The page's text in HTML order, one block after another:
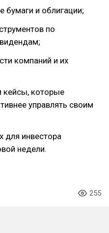
и облигации;
по
компаний и их
которые
управлять своим
для инвестора
недели.
255